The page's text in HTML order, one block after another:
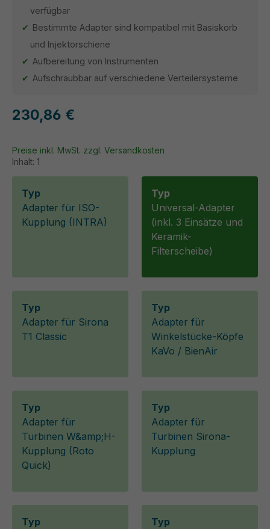
verfügbar
Bestimmte Adapter sind kompatibel mit Basiskorb
und Injektorschiene
Aufbereitung von Instrumenten
Aufschraubbar auf verschiedene Verteilersysteme
230,86 €
Inhalt: 1
Preise inkl. MwSt. zzgl. Versandkosten
Typ
Adapter für ISO-
Kupplung (INTRA)
Typ
Universal-Adapter
(inkl. 3 Einsätze und
Keramik-
Filterscheibe)
Typ
Adapter für Sirona
T1 Classic
Typ
Adapter für
Winkelstücke-Köpfe
KaVo / BienAir
Typ
Adapter für
Turbinen W&amp;H-
Kupplung (Roto
Quick)
Typ
Adapter für
Turbinen Sirona-
Kupplung
Typ
Typ